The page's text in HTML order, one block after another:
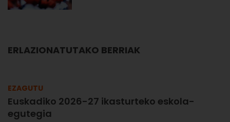
ERLAZIONATUTAKO BERRIAK
EZAGUTU
Euskadiko 2026-27 ikasturteko eskola-
egutegia